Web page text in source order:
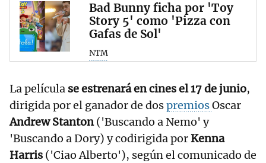
Bad Bunny ficha por 'Toy
Story 5' como 'Pizza con
Gafas de Sol'
NTM
La película se estrenará en cines el 17 de junio,
dirigida por el ganador de dospremiosOscar
Andrew Stanton('Buscando a Nemo' y
'Buscando a Dory) y codirigida porKenna
Harris ('Ciao Alberto'), según el comunicado de